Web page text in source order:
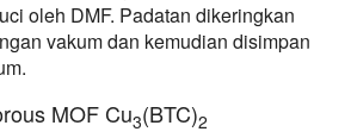
oleh DMF. Padatan dikeringkan
vakum dan kemudian disimpan
MOF Cu3(BTC)2